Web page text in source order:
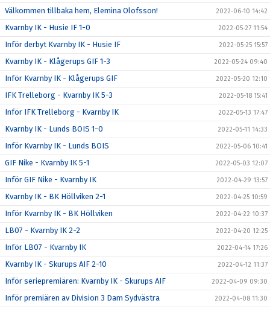
Välkommen tillbaka hem, Elemina Olofsson! 2022-06-10 14:42
Kvarnby IK - Husie IF 1-0 2022-05-27 11:54
Inför derbyt Kvarnby IK - Husie IF 2022-05-25 15:57
Kvarnby IK - Klågerups GIF 1-3 2022-05-24 09:40
Inför Kvarnby IK - Klågerups GIF 2022-05-20 12:10
IFK Trelleborg - Kvarnby IK 5-3 2022-05-18 15:41
Inför IFK Trelleborg - Kvarnby IK 2022-05-13 17:47
Kvarnby IK - Lunds BOIS 1-0 2022-05-11 14:33
Inför Kvarnby IK - Lunds BOIS 2022-05-06 10:41
GIF Nike - Kvarnby IK 5-1 2022-05-03 12:07
Inför GIF Nike - Kvarnby IK 2022-04-29 13:57
Kvarnby IK - BK Höllviken 2-1 2022-04-25 10:59
Inför Kvarnby IK - BK Höllviken 2022-04-22 10:37
LB07 - Kvarnby IK 2-2 2022-04-20 12:25
Inför LB07 - Kvarnby IK 2022-04-14 17:26
Kvarnby IK - Skurups AIF 2-10 2022-04-12 11:37
Inför seriepremiären: Kvarnby IK - Skurups AIF 2022-04-09 09:30
Inför premiären av Division 3 Dam Sydvästra 2022-04-08 11:30